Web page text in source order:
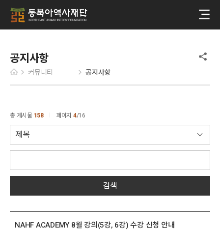
공지사항
커뮤니티 공지사항
총 게시물 158 페이지 4 16
검색
NAHF ACADEMY 8월 강의(5강, 6강) 수강 신청 안내